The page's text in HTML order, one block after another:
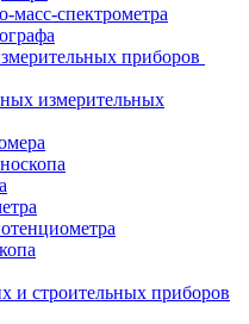
масс-спектрометра
приборов
измерительных
и строительных приборов